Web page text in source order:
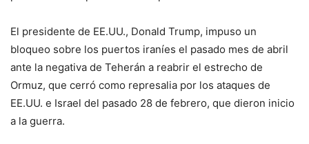
El presidente de EE.UU., Donald Trump, impuso un
bloqueo sobre los puertos iraníes el pasado mes de abril
ante la negativa de Teherán a reabrir el estrecho de
Ormuz, que cerró como represalia por los ataques de
EE.UU. e Israel del pasado 28 de febrero, que dieron inicio
a la guerra.